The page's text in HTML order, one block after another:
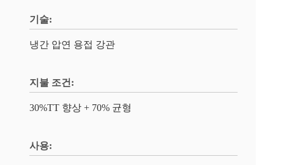
기술:
냉간 압연 용접 강관
지불 조건:
30%TT 향상 + 70% 균형
사용: